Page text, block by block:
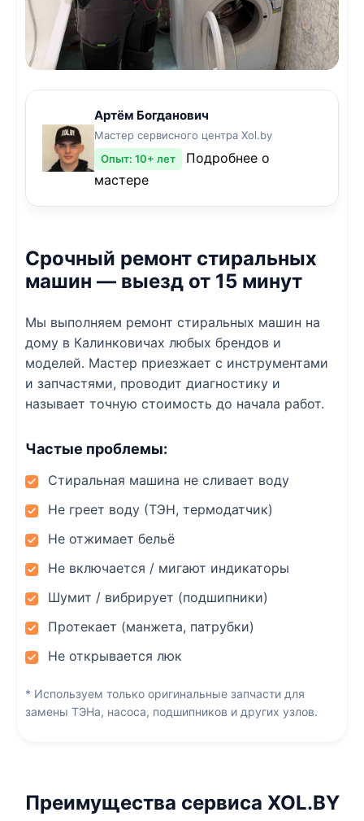
Артём Богданович
Мастер сервисного центра Xol.by
Опыт: 10+ лет
Подробнее о
мастере
Срочный ремонт стиральных
машин — выезд от 15 минут
Мы выполняем ремонт стиральных машин на
дому в Калинковичах любых брендов и
моделей. Мастер приезжает с инструментами
и запчастями, проводит диагностику и
называет точную стоимость до начала работ.
Частые проблемы:
Стиральная машина не сливает воду
Не греет воду (ТЭН, термодатчик)
Не отжимает бельё
Не включается / мигают индикаторы
Шумит / вибрирует (подшипники)
Протекает (манжета, патрубки)
Не открывается люк
* Используем только оригинальные запчасти для
замены ТЭНа, насоса, подшипников и других узлов.
Преимущества сервиса XOL.BY